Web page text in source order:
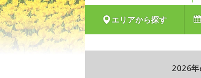
エリアから探す
2026